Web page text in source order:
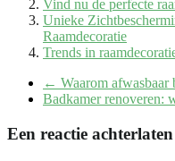
Vind nu de perfecte
Unieke
Raamdecoratie
Trends in
← Waarom afwasbaar
Badkamer renoveren:
Een reactie achterlaten